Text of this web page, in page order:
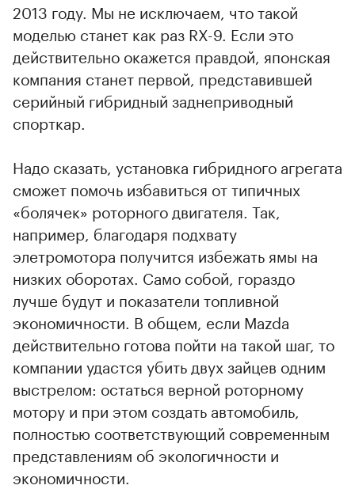
2013 году. Мы не исключаем, что такой
моделью станет как раз RX-9. Если это
действительно окажется правдой, японская
компания станет первой, представившей
серийный гибридный заднеприводный
спорткар.
Надо сказать, установка гибридного агрегата
сможет помочь избавиться от типичных
«болячек» роторного двигателя. Так,
например, благодаря подхвату
элетромотора получится избежать ямы на
низких оборотах. Само собой, гораздо
лучше будут и показатели топливной
экономичности. В общем, если Mazda
действительно готова пойти на такой шаг, то
компании удастся убить двух зайцев одним
выстрелом: остаться верной роторному
мотору и при этом создать автомобиль,
полностью соответствующий современным
представлениям об экологичности и
экономичности.